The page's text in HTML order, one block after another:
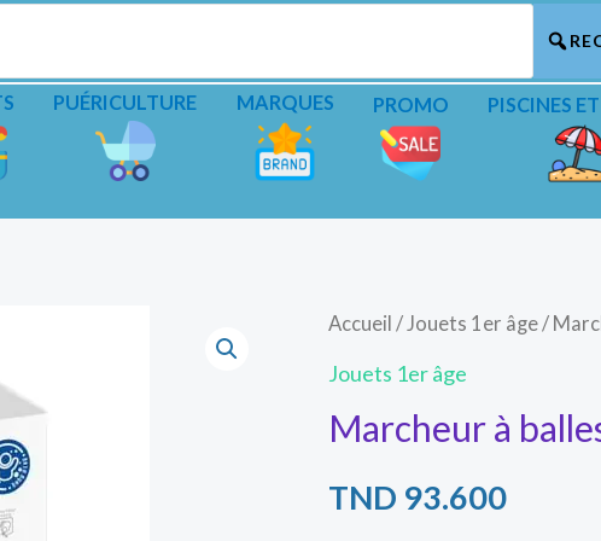
PUÉRICULTURE MARQUES PROMO PISCINES
Accueil /Jouets 1er âge/
Jouets 1er âge
Marcheur à
TND 93.600